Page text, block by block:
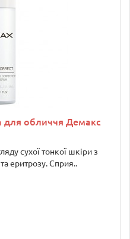
для обличчя Демакс
сухої тонкої шкіри з
еритрозу. Сприя..